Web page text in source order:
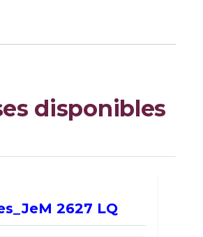
disponibles
2627 LQ